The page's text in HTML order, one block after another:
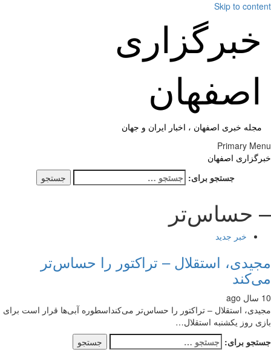
Skip to
خبرگزاری
اصفهان
مجله خبری اصفهان ، اخبار ایران و جهان
Primary
اصفهان
جستجو برای:
حساس‌تر
خبر جدید
استقلال – تراکتور را حساس‌تر
استقلال – تراکتور را حساس‌تر می‌کنداسطوره آبی‌ها قرار است برای
روز یکشنبه استقلال…
برای: